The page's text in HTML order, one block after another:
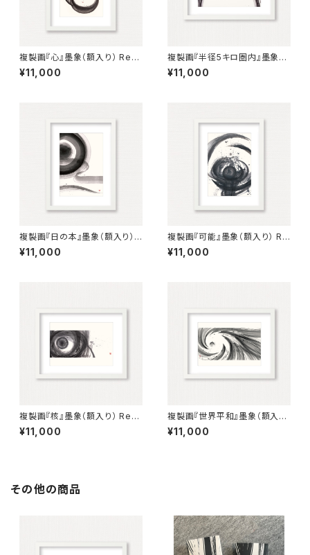
複製画『心』墨象（額入り） Repr
oduction Painting「Heart」
（Framed）
¥11,000
複製画『半径5キロ圏内』墨象
（額入り） Reproduction pain
ting「Within 5km radius」（Fr
¥11,000
複製画『日の本』墨象（額入り）
Reproduction painting「Lan
d of the Rising Sun」（Fram
¥11,000
複製画『可能』墨象（額入り） Re
production painting「possi
ble」（Framed）
¥11,000
複製画『核』墨象（額入り） Repr
oduction painting「The Cor
e」（Framed）
¥11,000
複製画『世界平和』墨象（額入
り） Reproduction painting
「World Peace」（Framed）
¥11,000
その他の商品